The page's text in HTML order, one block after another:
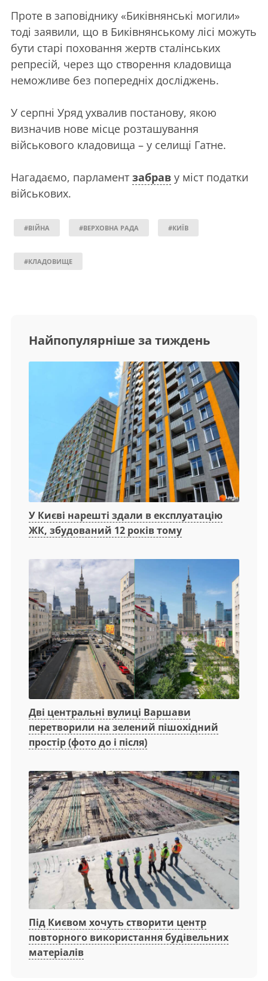
Проте в заповіднику «Биківнянські могили»
тоді заявили, що в Биківнянському лісі можуть
бути старі поховання жертв сталінських
репресій, через що створення кладовища
неможливе без попередніх досліджень.
У серпні Уряд ухвалив постанову, якою
визначив нове місце розташування
військового кладовища – у селищі Гатне.
Нагадаємо, парламент забрав у міст податки
військових.
#ВІЙНА #ВЕРХОВНА РАДА #КИЇВ
#КЛАДОВИЩЕ
Найпопулярніше за тиждень
У Києві нарешті здали в експлуатацію
ЖК, збудований 12 років тому
Дві центральні вулиці Варшави
перетворили на зелений пішохідний
простір (фото до і після)
Під Києвом хочуть створити центр
повторного використання будівельних
матеріалів